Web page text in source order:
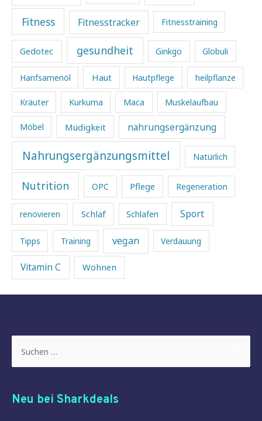
Fitness Fitnesstracker Fitnesstraining
Gedotec gesundheit Ginkgo Globuli
Hanfsamenöl Haut Hautpflege heilpflanze
Kräuter Kurkuma Maca Muskelaufbau
Möbel Müdigkeit nahrungsergänzung
Nahrungsergänzungsmittel Natürlich
Nutrition OPC Pflege Regeneration
renovieren Schlaf Schlafen Sport
Tipps Training vegan Verdauung
Vitamin C Wohnen
nach:
Neu bei Sharkdeals